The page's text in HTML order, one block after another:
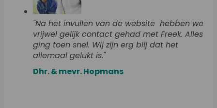
"Na het invullen van de website hebben we
vrijwel gelijk contact gehad met Freek. Alles
ging toen snel. Wij zijn erg blij dat het
allemaal gelukt is."
Dhr. & mevr. Hopmans